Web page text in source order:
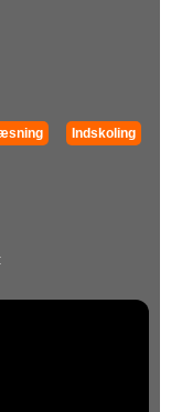
Indskoling